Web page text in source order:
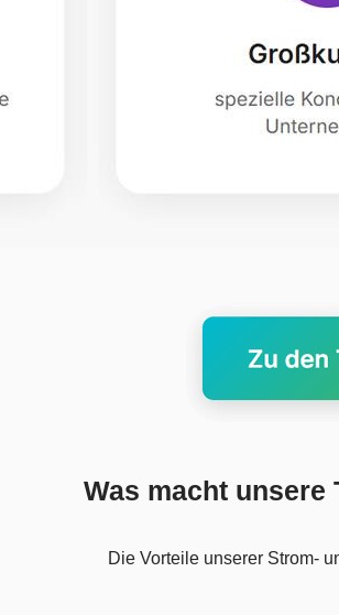
Was macht unsere
Die Vorteile unserer Strom-